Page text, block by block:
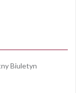
Biuletyn